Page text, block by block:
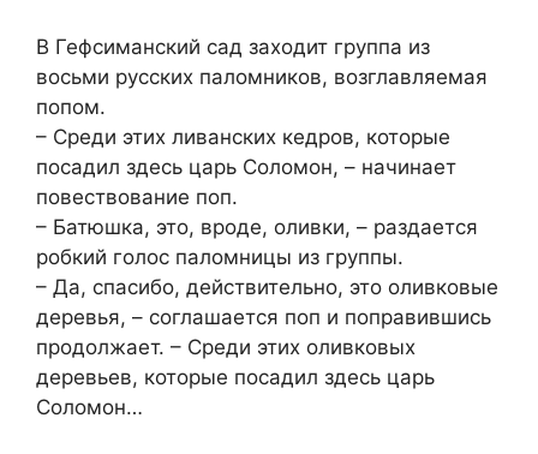
В Гефсиманский сад заходит группа из
восьми русских паломников, возглавляемая
попом.
– Среди этих ливанских кедров, которые
посадил здесь царь Соломон, – начинает
повествование поп.
– Батюшка, это, вроде, оливки, – раздается
робкий голос паломницы из группы.
– Да, спасибо, действительно, это оливковые
деревья, – соглашается поп и поправившись
продолжает. – Среди этих оливковых
деревьев, которые посадил здесь царь
Соломон…